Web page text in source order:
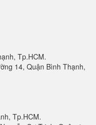
Tp.HCM.
14, Quận Bình Thạnh,
Tp.HCM.